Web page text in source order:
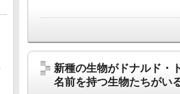
新種の生物がドナルド・
名前を持つ生物たちがいる